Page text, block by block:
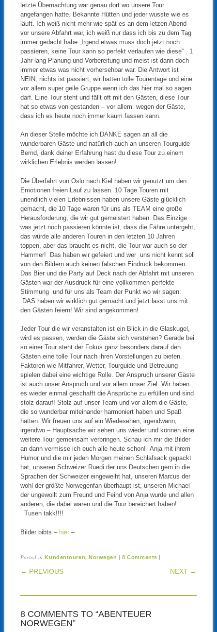
letzte Übernachtung war genau dort wo unsere Tour
angefangen hatte. Bekannte Hütten und jeder wusste wie es
läuft. Ich weiß nicht mehr wie spät es an dem letzen Abend
vor unsere Abfahrt war, ich weiß nur dass ich bis zu dem Tag
immer gedacht habe „Irgend etwas muss doch jetzt noch
passieren, keine Tour kann so perfekt verlaufen wie diese“ . 1
Jahr lang Planung und Vorbereitung und meist ist dann doch
immer etwas was nicht vorhersehbar war. Die Antwort ist
NEIN, nichts ist passiert, wir hatten tolle Tourentage und eine
vor allem super geile Gruppe wenn ich das hier mal so sagen
darf. Eine Tour steht und fällt oft mit den Gästen, diese Tour
hat so etwas von gestanden – vor allem wegen der Gäste,
dass ich es heute noch immer kaum fassen kann.
An dieser Stelle möchte ich DANKE sagen an all die
wunderbaren Gäste und natürlich auch an unseren Tourguide
Bernd, dank deiner Erfahrung hast du diese Tour zu einem
wirklichen Erlebnis werden lassen!
Die Überfahrt von Oslo nach Kiel haben wir genutzt um den
Emotionen freien Lauf zu lassen. 10 Tage Touren mit
unendlich vielen Erlebnissen haben unsere Gäste glücklich
gemacht, die 10 Tage waren für uns als TEAM eine große
Herausforderung, die wir gut gemeistert haben. Das Einzige
was jetzt noch passieren könnte ist, dass die Fähre untergeht,
das würde alle anderen Touren in den letzten 10 Jahren
toppen, aber das braucht es nicht, die Tour war auch so der
Hammer! Das haben wir gefeiert und wer uns nicht kennt soll
von den Bildern auch keinen falschen Eindruck bekommen.
Das Bier und die Party auf Deck nach der Abfahrt mit unseren
Gästen war der Ausdruck für eine vollkommen perfekte
Stimmung und für uns als Team der Punkt wo wir sagen:
DAS haben wir wirklich gut gemacht und jetzt lasst uns mit
den Gästen feiern! Wir sind angekommen!
Jeder Tour die wir veranstalten ist ein Blick in die Glaskugel,
wird es passen, werden die Gäste sich verstehen? Gerade bei
so einer Tour steht der Fokus ganz besonders darauf den
Gästen eine tolle Tour nach ihren Vorstellungen zu bieten.
Faktoren wie Mitfahrer, Wetter, Tourguide und Betreuung
spielen dabei eine wichtige Rolle. Der Anspruch unserer Gäste
ist auch unser Anspruch und vor allem unser Ziel. Wir haben
es wieder einmal geschafft die Ansprüche zu erfüllen und sind
stolz darauf! Stolz auf unser Team und vor allem die Gäste,
die so wunderbar miteinander harmoniert haben und Spaß
hatten. Wir freuen uns auf ein Wiedesehen, irgendwann,
irgendwo – Hauptsache wir sehen uns wieder und können eine
weitere Tour gemeinsam verbringen. Schau ich mir die Bilder
an dann vermisse ich euch alle heute schon! Anja mit ihrem
Humor und die mir jeden Morgen meinen Schlafsack gepackt
hat, unseren Schweizer Ruedi der uns Deutschen gern in die
Sprachen der Schweizer eingeweiht hat, unseren Marcus der
wohl der größte Norwegenfan überhaupt ist, unseren Michael
der ungewollt zum Freund und Feind von Anja wurde und allen
anderen, die dabei waren und die Tour bereichert haben!
Tusen takk!!!!
Bilder bibts – hier–
Posted inKundentouren,Norwegen |8 Comments |
POST NAVIGATION
← PREVIOUS NEXT →
8 COMMENTS TO “ABENTEUER
NORWEGEN”